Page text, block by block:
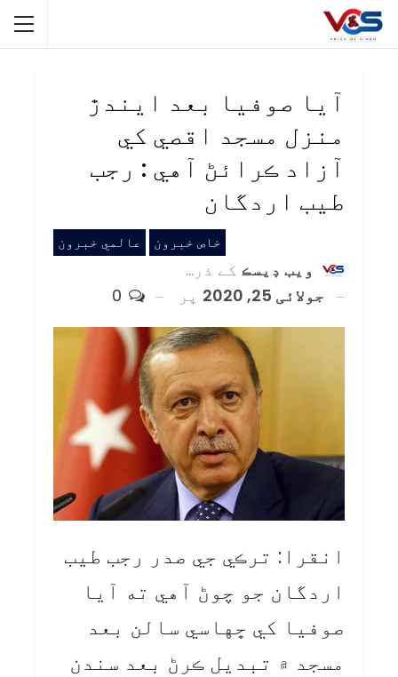
آيا صوفيا بعد ايندڙ
منزل مسجد اقصي کي
آزاد ڪرائڻ آهي : رجب
طيب اردگان
خاص خبرون عالمي خبرون
ويب ڊيسڪ کے ذریعہ
جولائی 25, 2020
پر
انقرا: ترڪي جي صدر رجب طيب
اردگان جو چوڻ آهي ته آيا
صوفيا کي ڇهاسي سالن بعد
مسجد ۾ تبديل ڪرڻ بعد سندن